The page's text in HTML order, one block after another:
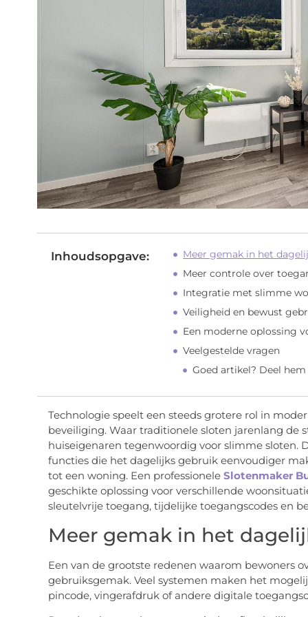
Inhoudsopgave:
Meer gemak in het
Meer controle over
Integratie met slimme
Veiligheid en bewust
Een moderne oplossing
Veelgestelde vragen
Goed artikel? Deel hem
Technologie speelt een steeds grotere rol in
beveiliging. Waar traditionele sloten jarenlang de
huiseigenaren tegenwoordig voor slimme sloten.
functies die het dagelijks gebruik eenvoudiger
tot een woning. Een professionele Slotenmaker
geschikte oplossing voor verschillende
sleutelvrije toegang, tijdelijke toegangscodes en
Meer gemak in het
Een van de grootste redenen waarom bewoners
gebruiksgemak. Veel systemen maken het
pincode, vingerafdruk of andere digitale